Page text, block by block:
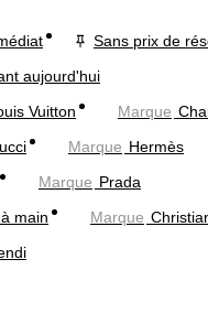
Sans prix de
aujourd'hui
Vuitton Marque
Marque Hermès
Marque Prada
main Marque